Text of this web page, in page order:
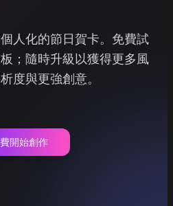
人化的節日賀卡。免費試
；隨時升級以獲得更多風
度與更強創意。
開始創作